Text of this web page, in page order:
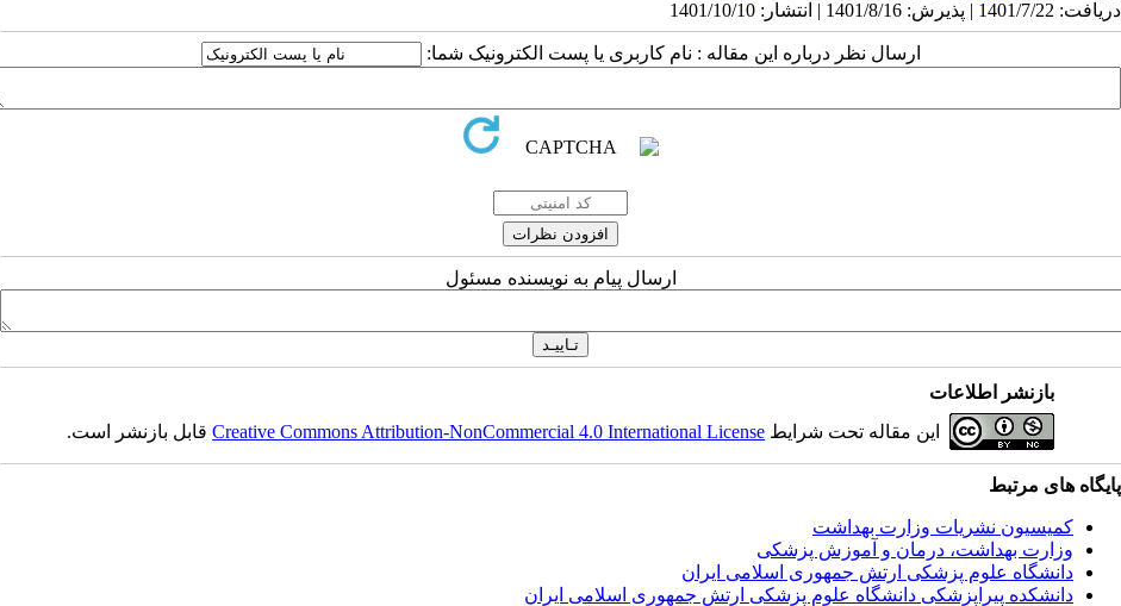
دریافت: 1401/7/22 | پذیرش: 1401/8/16 | انتشار: 1401/10/10
ارسال نظر درباره این مقاله : نام کاربری یا پست الکترونیک شما:
ارسال پیام به نویسنده مسئول
بازنشر اطلاعات
این مقاله تحت شرایط Creative Commons Attribution-NonCommercial 4.0 International Licenseقابل بازنشر است.
پایگاه های مرتبط
کمیسیون نشریات وزارت بهداشت
وزارت بهداشت، درمان و آموزش پزشکی
دانشگاه علوم پزشکی ارتش جمهوری اسلامی ایران
دانشکده پیراپزشکی دانشگاه علوم پزشکی ارتش جمهوری اسلامی ایران